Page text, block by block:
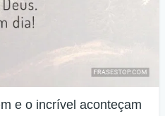
e o incrível aconteçam